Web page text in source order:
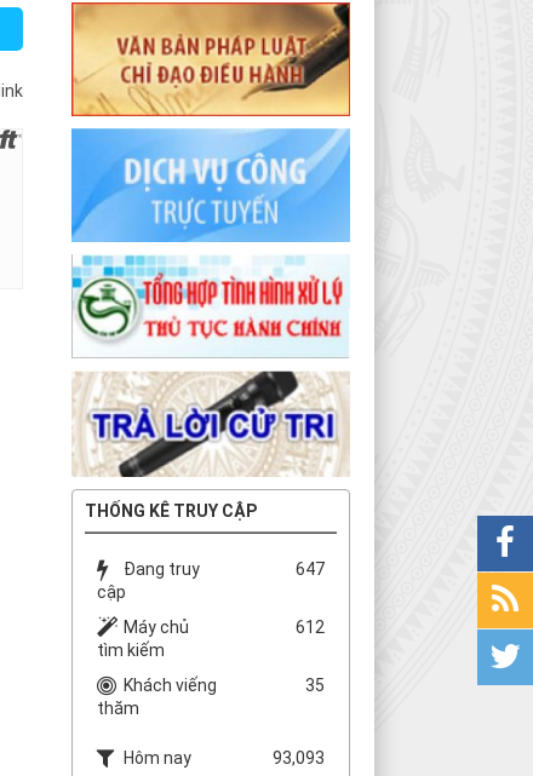
THỐNG KÊ TRUY CẬP
Đang truy
cập
647
Máy chủ
tìm kiếm
612
Khách viếng
thăm
35
Hôm nay
93,093